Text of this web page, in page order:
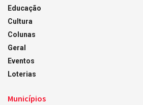
Educação
Cultura
Colunas
Geral
Eventos
Loterias
Municípios